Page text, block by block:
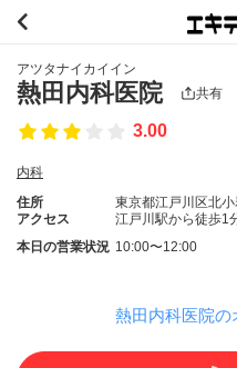
アツタナイカイイン
熱田内科医院 共有
3.00
内科
住所
東京都江戸川区北
アクセス
江戸川駅から徒歩1
本日の営業状況 10:00〜12:00
熱田内科医院の